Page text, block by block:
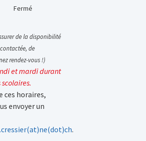
Fermé
de la disponibilité
de
rendez-vous !)
et mardi durant
ces horaires,
envoyer un
.